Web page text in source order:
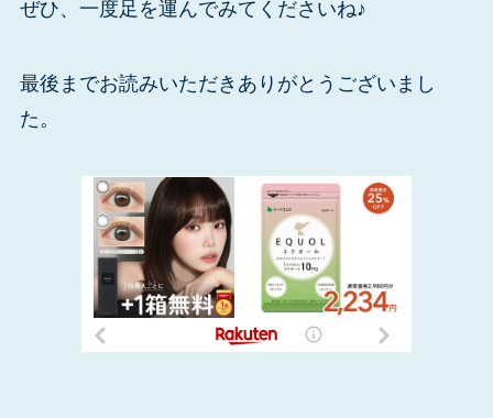
ぜひ、一度足を運んでみてくださいね♪
最後までお読みいただきありがとうございまし
た。